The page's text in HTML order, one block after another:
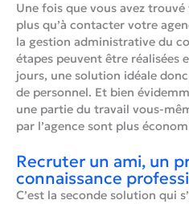
Une fois que vous avez
plus qu’à contacter votre
la gestion administrative du
étapes peuvent être réalisées
jours, une solution idéale
de personnel. Et bien
une partie du travail vous-
par l’agence sont plus
Recruter un ami, un
connaissance
C’est la seconde solution qui